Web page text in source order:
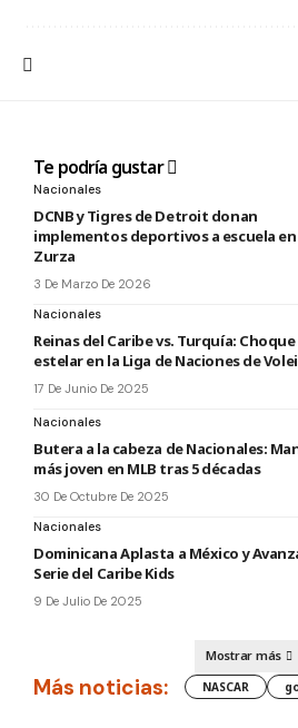
Te podría gustar
Nacionales
DCNB y Tigres de Detroit donan
implementos deportivos a escuela en
Zurza
3 De Marzo De 2026
Nacionales
Reinas del Caribe vs. Turquía: Choque
estelar en la Liga de Naciones de
17 De Junio De 2025
Nacionales
Butera a la cabeza de Nacionales:
más joven en MLB tras 5 décadas
30 De Octubre De 2025
Nacionales
Dominicana Aplasta a México y
Serie del Caribe Kids
9 De Julio De 2025
Mostrar más
Más noticias: NASCAR